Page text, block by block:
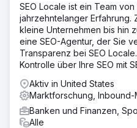
Lösung
Wir haben uns darauf
Marketingkampagnen die
identifizieren, um
steigern. Die organische
Schaffung von
Website neu gestaltet und
Buyer’s Journey optimiert.
Ergebnis
Als wir im April starteten,
SEO Locale ist ein Team
jahrzehntelanger Erfahrung.
kleine Unternehmen bis hin
eine SEO-Agentur, der Sie
Transparenz bei SEO
Kontrolle über Ihre SEO mit
Aktiv in United States
Marktforschung, Inbound-
Banken und Finanzen,
Alle